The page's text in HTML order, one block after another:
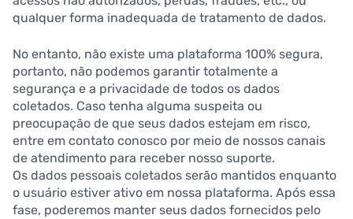
qualquer forma inadequada de tratamento de dados.
No entanto, não existe uma plataforma 100% segura,
portanto, não podemos garantir totalmente a
segurança e a privacidade de todos os dados
coletados. Caso tenha alguma suspeita ou
preocupação de que seus dados estejam em risco,
entre em contato conosco por meio de nossos canais
de atendimento para receber nosso suporte.
Os dados pessoais coletados serão mantidos enquanto
o usuário estiver ativo em nossa plataforma. Após essa
fase, poderemos manter seus dados fornecidos pelo